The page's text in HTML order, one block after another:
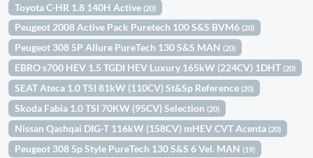
Toyota C-HR 1.8 140H Active(20)
Peugeot 2008 Active Pack Puretech 100 S&S BVM6(20)
Peugeot 308 5P Allure PureTech 130 S&S MAN(20)
EBRO s700 HEV 1.5 TGDI HEV Luxury 165kW (224CV) 1DHT(20)
SEAT Ateca 1.0 TSI 81kW (110CV) St&Sp Reference(20)
Skoda Fabia 1.0 TSI 70KW (95CV) Selection(20)
Nissan Qashqai DIG-T 116kW (158CV) mHEV CVT Acenta(20)
Peugeot 308 5p Style PureTech 130 S&S 6 Vel. MAN(19)